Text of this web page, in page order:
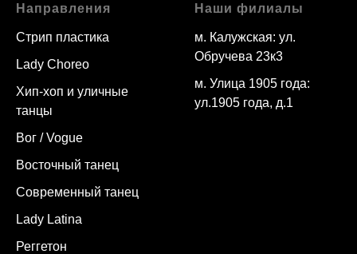
Направления
Стрип пластика
Lady Choreo
Хип-хоп и уличные
танцы
Вог / Vogue
Восточный танец
Современный танец
Lady Latina
Реггетон
Наши филиалы
м. Калужская: ул.
Обручева 23к3
м. Улица 1905 года:
ул.1905 года, д.1